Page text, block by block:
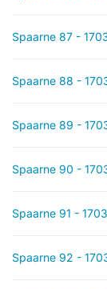
Spaarne 87 -
Spaarne 88 -
Spaarne 89 -
Spaarne 90 -
Spaarne 91 -
Spaarne 92 -